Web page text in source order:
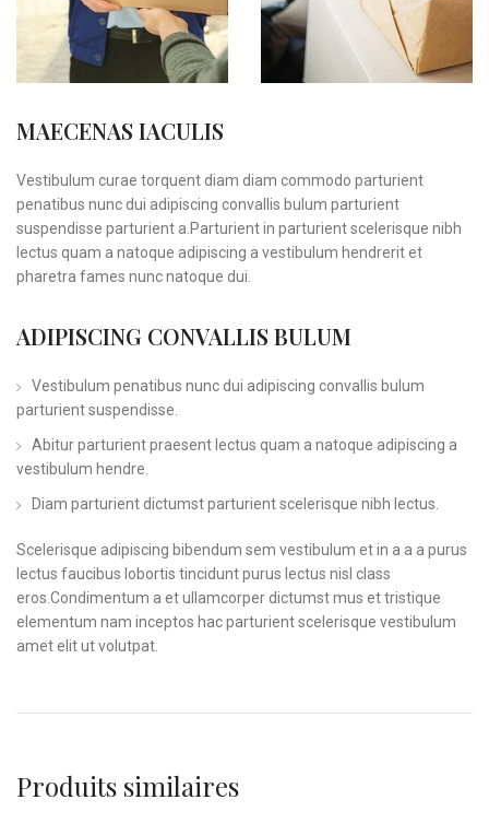
MAECENAS IACULIS
Vestibulum curae torquent diam diam commodo parturient
penatibus nunc dui adipiscing convallis bulum parturient
suspendisse parturient a.Parturient in parturient scelerisque nibh
lectus quam a natoque adipiscing a vestibulum hendrerit et
pharetra fames nunc natoque dui.
ADIPISCING CONVALLIS BULUM
Vestibulum penatibus nunc dui adipiscing convallis bulum
parturient suspendisse.
Abitur parturient praesent lectus quam a natoque adipiscing a
vestibulum hendre.
Diam parturient dictumst parturient scelerisque nibh lectus.
Scelerisque adipiscing bibendum sem vestibulum et in a a a purus
lectus faucibus lobortis tincidunt purus lectus nisl class
eros.Condimentum a et ullamcorper dictumst mus et tristique
elementum nam inceptos hac parturient scelerisque vestibulum
amet elit ut volutpat.
Produits similaires